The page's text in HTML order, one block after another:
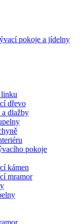
dřevo
dlažby
pokoje
kámen
mramor